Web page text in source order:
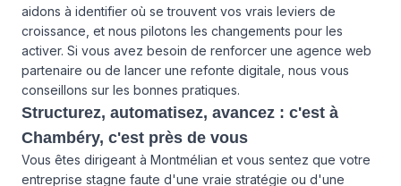
aidons à identifier où se trouvent vos vrais leviers de
croissance, et nous pilotons les changements pour les
activer. Si vous avez besoin de renforcer une agence web
partenaire ou de lancer une refonte digitale, nous vous
conseillons sur les bonnes pratiques.
Structurez, automatisez, avancez : c'est à
Chambéry, c'est près de vous
Vous êtes dirigeant à Montmélian et vous sentez que votre
entreprise stagne faute d'une vraie stratégie ou d'une